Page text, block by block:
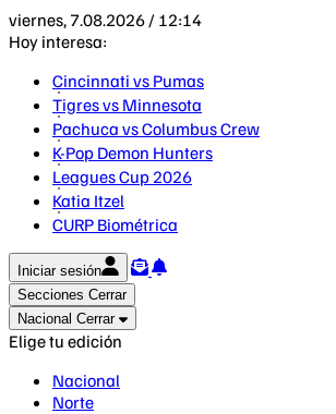
viernes, 7.08.2026 / 12:14
Hoy interesa:
Cincinnati vs Pumas
Tigres vs Minnesota
Pachuca vs Columbus Crew
K-Pop Demon Hunters
Leagues Cup 2026
Katia Itzel
CURP Biométrica
Iniciar sesión
Secciones Cerrar
Nacional Cerrar
Elige tu edición
Nacional
Norte